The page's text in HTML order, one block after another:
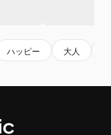
ハッピー 大人